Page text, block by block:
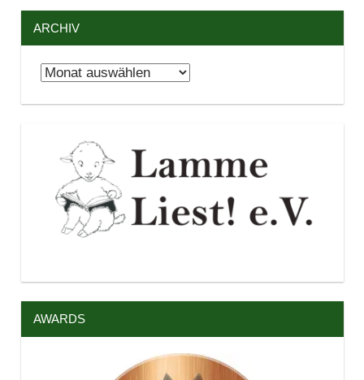
ARCHIV
Archiv
AWARDS